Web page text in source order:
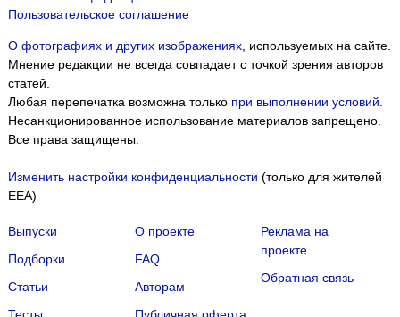
Пользовательское соглашение
О фотографиях и других изображениях, используемых на сайте.
Мнение редакции не всегда совпадает с точкой зрения авторов
статей.
Любая перепечатка возможна только при выполнении условий
Несанкционированное использование материалов запрещено.
Все права защищены.
Изменить настройки конфиденциальности (только для жителей
EEA)
Выпуски
Подборки
Статьи
О проекте
FAQ
Авторам
Реклама на
проекте
Обратная связь